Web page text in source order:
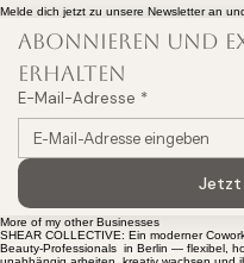
Melde dich jetzt zu unsere Newsletter an
Abonnieren und
erhalten
E-Mail-Adresse *
Jetzt
More of my other Businesses
SHEAR COLLECTIVE: Ein moderner
Beauty-Professionals in Berlin — flexibel,